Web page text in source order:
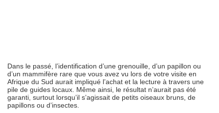
Dans le passé, l’identification d’une grenouille, d’un papillon ou
d’un mammifère rare que vous avez vu lors de votre visite en
Afrique du Sud aurait impliqué l’achat et la lecture à travers une
pile de guides locaux. Même ainsi, le résultat n’aurait pas été
garanti, surtout lorsqu’il s’agissait de petits oiseaux bruns, de
papillons ou d’insectes.